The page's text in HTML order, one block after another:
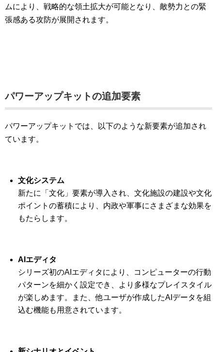
ムにより、戦略的な領土拡大が可能となり、敵勢力との緊
張感ある攻防が展開されます。
パワーアップキットの追加要素
パワーアップキットでは、以下のような新要素が追加され
ています。
文化システム
新たに「文化」要素が導入され、文化施設の建設や文化
ポイントの蓄積により、内政や軍事にさまざまな効果を
もたらします。
AIエディタ
シリーズ初のAIエディタにより、コンピューターの行動
パターンを細かく設定でき、より多様なプレイスタイル
が楽しめます。また、他ユーザが作成したAIデータを組
込む機能も用意されています。